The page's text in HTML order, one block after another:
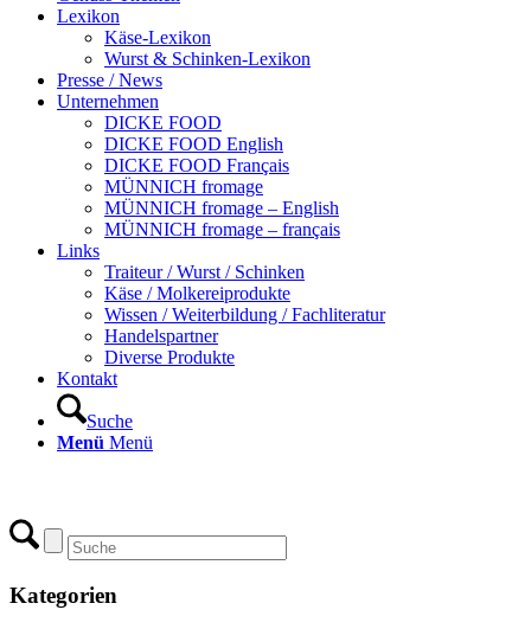
Lexikon
Käse-Lexikon
Wurst & Schinken-Lexikon
Presse / News
Unternehmen
DICKE FOOD
DICKE FOOD English
DICKE FOOD Français
MÜNNICH fromage
MÜNNICH fromage – English
MÜNNICH fromage – français
Links
Traiteur / Wurst / Schinken
Käse / Molkereiprodukte
Wissen / Weiterbildung / Fachliteratur
Handelspartner
Diverse Produkte
Kontakt
Suche
Menü Menü
Kategorien